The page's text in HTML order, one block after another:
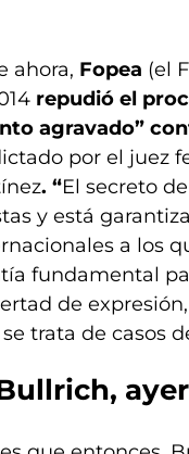
ahora, Fopea (el
repudió el
agravado”
por el juez
. “El secreto
y está
a los
fundamental
de
trata de casos